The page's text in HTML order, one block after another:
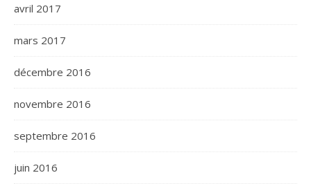
avril 2017
mars 2017
décembre 2016
novembre 2016
septembre 2016
juin 2016